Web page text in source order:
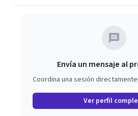
Envía un mensaje al
Coordina una sesión
Ver perfil